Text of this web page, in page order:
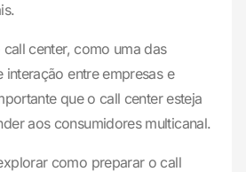
center, como uma das
entre empresas e
que o call center esteja
aos consumidores multicanal.
como preparar o call